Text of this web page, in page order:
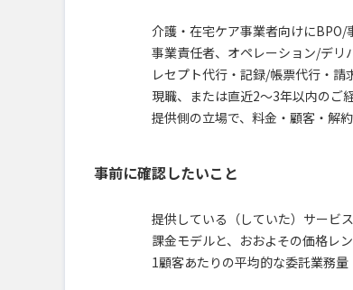
介護・在宅ケア事業者向けに
事業責任者、オペレーション/デリ
レセプト代行・記録/帳票代行・
現職、または直近2〜3年以内のご
提供側の立場で、料金・顧客・解
事前に確認したいこと
提供している（していた）サービ
課金モデルと、おおよその価格レ
1顧客あたりの平均的な委託業務